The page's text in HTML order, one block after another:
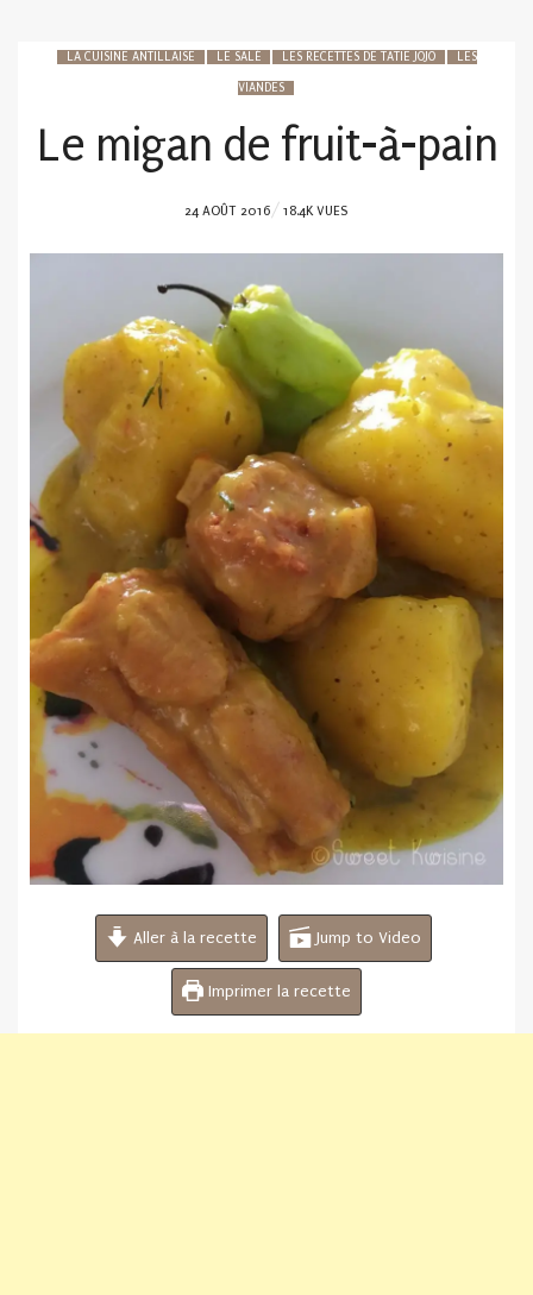
LA CUISINE ANTILLAISE LE SALÉ LES RECETTES DE TATIE JOJO LES
VIANDES
Le migan de fruit-à-pain
POSTED
24 AOÛT 2016 18.4K VUES
Aller à la recette Jump to Video
Imprimer la recette